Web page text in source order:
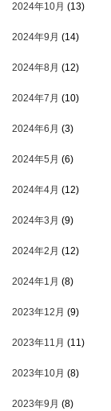
2024年10月 (13)
2024年9月 (14)
2024年8月 (12)
2024年7月 (10)
2024年6月 (3)
2024年5月 (6)
2024年4月 (12)
2024年3月 (9)
2024年2月 (12)
2024年1月 (8)
2023年12月 (9)
2023年11月 (11)
2023年10月 (8)
2023年9月 (8)